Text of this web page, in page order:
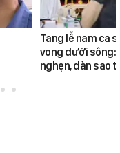
Tang lễ nam ca
vong dưới sông:
nghẹn, dàn sao